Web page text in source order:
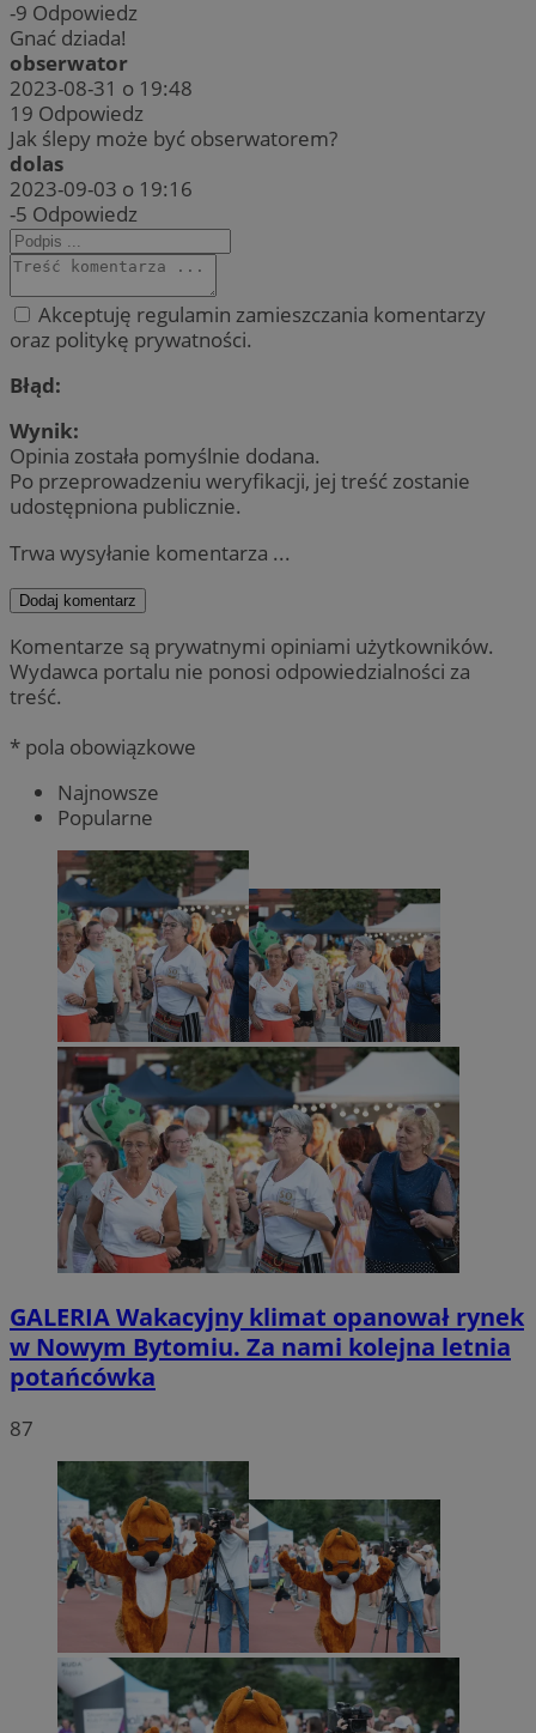
-9 Odpowiedz
Gnać dziada!
obserwator
2023-08-31 o 19:48
19 Odpowiedz
Jak ślepy może być obserwatorem?
dolas
2023-09-03 o 19:16
-5 Odpowiedz
Akceptuję regulamin zamieszczania komentarzy
oraz politykę prywatności.
Błąd:
Wynik:
Opinia została pomyślnie dodana.
Po przeprowadzeniu weryfikacji, jej treść zostanie
udostępniona publicznie.
Trwa wysyłanie komentarza ...
Dodaj komentarz
Komentarze są prywatnymi opiniami użytkowników.
Wydawca portalu nie ponosi odpowiedzialności za
treść.
* pola obowiązkowe
Najnowsze
Popularne
GALERIAWakacyjny klimat opanował rynek
w Nowym Bytomiu. Za nami kolejna letnia
potańcówka
87